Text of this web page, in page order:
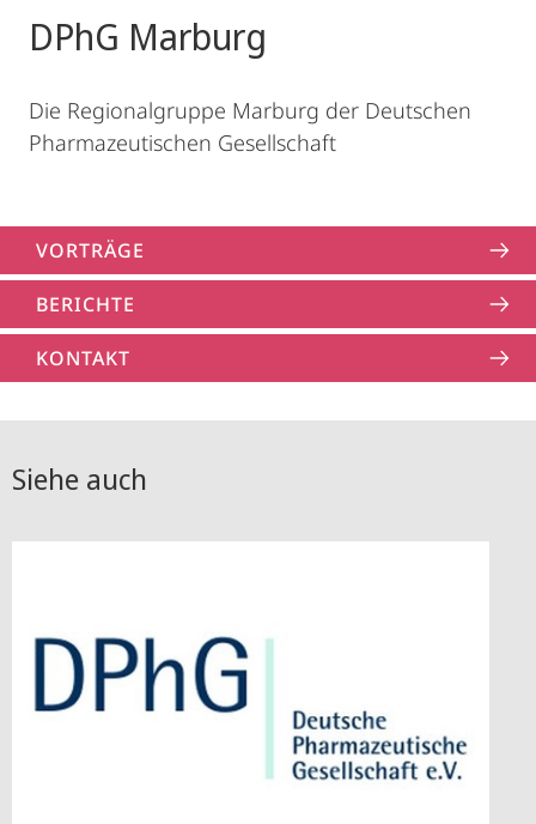
DPhG Marburg
Die Regionalgruppe Marburg der Deutschen
Pharmazeutischen Gesellschaft
VORTRÄGE
BERICHTE
KONTAKT
Siehe auch